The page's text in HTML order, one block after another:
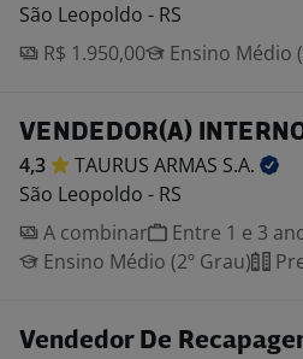
São Leopoldo - RS
R$ 1.950,00
Ensino Médio
VENDEDOR(A)
4,3 TAURUS ARMAS S.A.
São Leopoldo - RS
A combinar
Entre 1 e 3
Ensino Médio (2º Grau)
Vendedor De